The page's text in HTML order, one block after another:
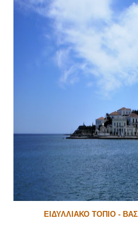
ΕΙΔΥΛΛΙΑΚΟ ΤΟΠΙΟ -